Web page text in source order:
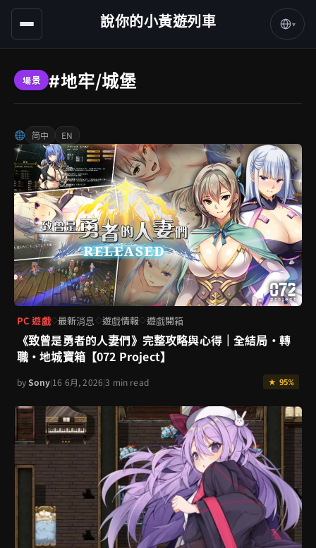
說你的小黃遊列車 ▾
場景 #地牢/城堡
简中 EN
PC 遊戲◇最新消息◇遊戲情報◇遊戲開箱
《致曾是勇者的人妻們》完整攻略與心得｜全結局・轉
職・地城寶箱【072 Project】
bySony|16 6月, 2026|3 min read ★ 95%